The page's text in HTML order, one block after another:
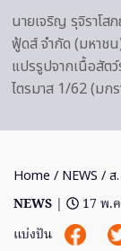
นายเจริญ รุจิราโ
ฟู้ดส์ จำกัด (มหาช
แปรรูปจากเนื้อสัต
ไตรมาส 1/62 (ม
Home / NEWS / ส
NEWS |
17 พ.
แบ่งปัน